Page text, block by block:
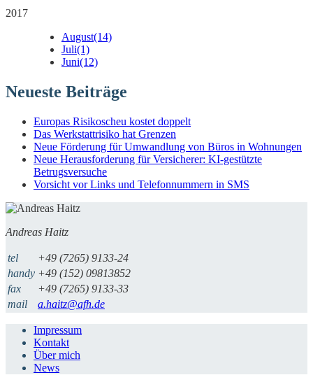
2017
August(14)
Juli(1)
Juni(12)
Neueste Beiträge
Europas Risikoscheu kostet doppelt
Das Werkstattrisiko hat Grenzen
Neue Förderung für Umwandlung von Büros in Wohnungen
Neue Herausforderung für Versicherer: KI-gestützte
Betrugsversuche
Vorsicht vor Links und Telefonnummern in SMS
Andreas Haitz
tel
+49 (7265) 9133-24
handy +49 (152) 09813852
fax
+49 (7265) 9133-33
mail
a.haitz@afh.de
Impressum
Kontakt
Über mich
News